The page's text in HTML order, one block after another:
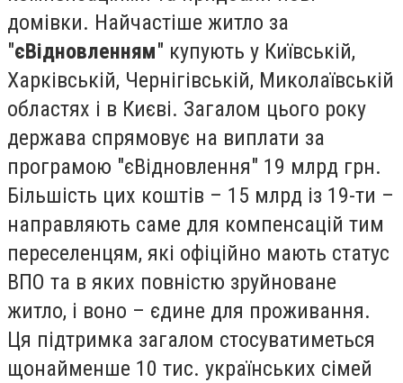
домівки. Найчастіше житло за
"єВідновленням" купують у Київській,
Харківській, Чернігівській, Миколаївській
областях і в Києві. Загалом цього року
держава спрямовує на виплати за
програмою "єВідновлення" 19 млрд грн.
Більшість цих коштів – 15 млрд із 19-ти –
направляють саме для компенсацій тим
переселенцям, які офіційно мають статус
ВПО та в яких повністю зруйноване
житло, і воно – єдине для проживання.
Ця підтримка загалом стосуватиметься
щонайменше 10 тис. українських сімей